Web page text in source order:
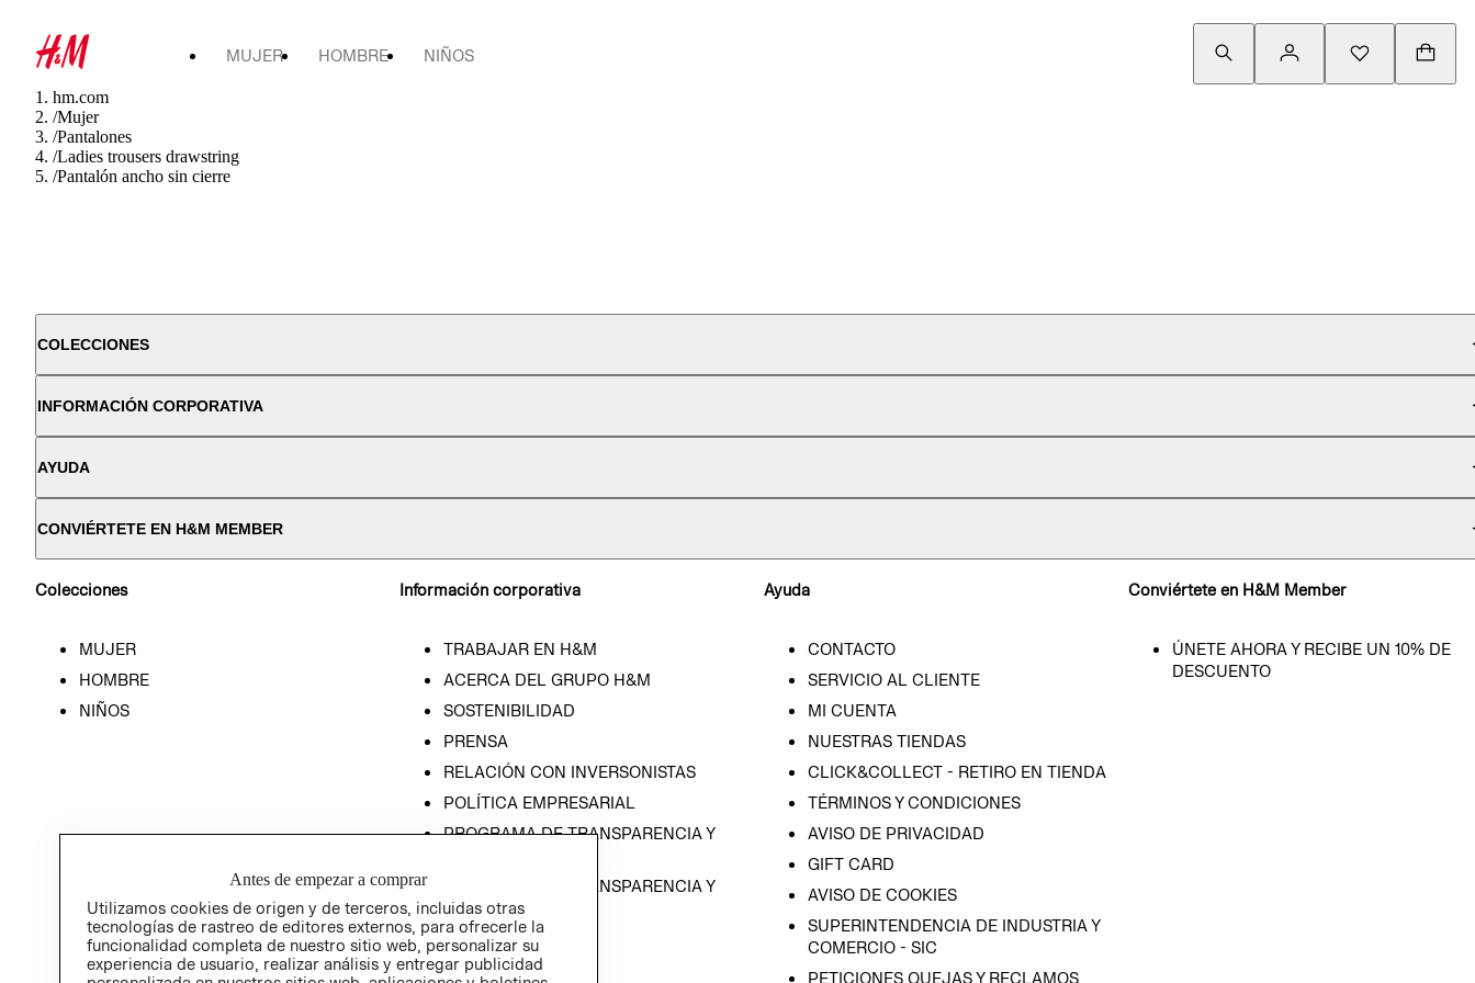
MUJER HOMBRE NIÑOS
hm.com
/Mujer
/Pantalones
/Ladies trousers drawstring
/Pantalón ancho sin cierre
COLECCIONES
INFORMACIÓN CORPORATIVA
AYUDA
CONVIÉRTETE EN H&M MEMBER
Colecciones
MUJER
HOMBRE
NIÑOS
Información corporativa
TRABAJAR EN H&M
ACERCA DEL GRUPO H&M
SOSTENIBILIDAD
PRENSA
RELACIÓN CON INVERSONISTAS
POLÍTICA EMPRESARIAL
PROGRAMA DE TRANSPARENCIA Y
PROGRAMA DE TRANSPARENCIA Y
ÉTICA (INGLÉS)
Ayuda
CONTACTO
SERVICIO AL CLIENTE
MI CUENTA
NUESTRAS TIENDAS
CLICK&COLLECT - RETIRO EN TIENDA
TÉRMINOS Y CONDICIONES
AVISO DE PRIVACIDAD
GIFT CARD
AVISO DE COOKIES
SUPERINTENDENCIA DE INDUSTRIA Y
COMERCIO - SIC
PETICIONES QUEJAS Y RECLAMOS
Conviértete en H&M Member
ÚNETE AHORA Y RECIBE UN 10% DE
DESCUENTO
Antes de empezar a comprar
Utilizamos cookies de origen y de terceros, incluidas otras
tecnologías de rastreo de editores externos, para ofrecerle la
funcionalidad completa de nuestro sitio web, personalizar su
experiencia de usuario, realizar análisis y entregar publicidad